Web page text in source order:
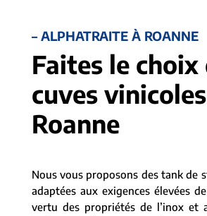
– ALPHATRAITE À ROANNE
Faites le choix
cuves
Roanne
Nous vous proposons des tank de
adaptées aux exigences élevées
vertu des propriétés de l’inox et